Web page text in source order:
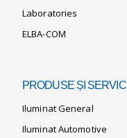
Laboratories
ELBA-COM
PRODUSE ȘI SERVICII
Iluminat General
Iluminat Automotive